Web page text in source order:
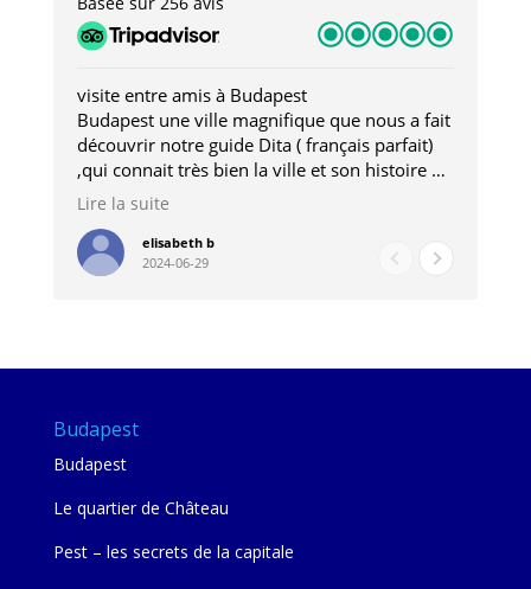
visite entre amis à Budapest
Budapest une ville magnifique que nous a fait
découvrir notre guide Dita ( français parfait)
,qui connait très bien la ville et son histoire et
qui nous a permis d'accéder à des lieux
pour les restaurants . A la fin de notre séjour
nous étions plus avec une amie qu' une guide
Lire la suite
elisabeth b
2024-06-29
Budapest
Budapest
Le quartier de Château
Pest – les secrets de la capitale